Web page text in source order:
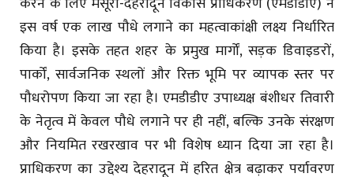
इस वर्ष एक लाख पौधे लगाने का महत्वाकांक्षी लक्ष्य निर्धारित
किया है। इसके तहत शहर के प्रमुख मार्गों, सड़क डिवाइडरों,
पार्कों, सार्वजनिक स्थलों और रिक्त भूमि पर व्यापक स्तर पर
पौधरोपण किया जा रहा है। एमडीडीए उपाध्यक्ष बंशीधर तिवारी
के नेतृत्व में केवल पौधे लगाने पर ही नहीं, बल्कि उनके संरक्षण
और नियमित रखरखाव पर भी विशेष ध्यान दिया जा रहा है।
प्राधिकरण का उद्देश्य देहरादून में हरित क्षेत्र बढ़ाकर पर्यावरण